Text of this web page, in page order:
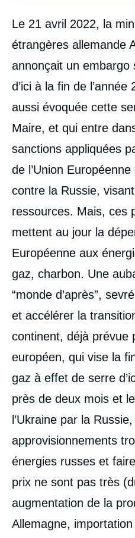
Contenu
intervention
médiatique
Le 21 avril 2022, la
étrangères allemande
annonçait un embargo
d’ici à la fin de
aussi évoquée cette
Maire, et qui entre
sanctions appliquées
de l’Union
contre la Russie,
ressources. Mais, ces
mettent au jour la
Européenne aux
gaz, charbon. Une
“monde d’après”,
et accélérer la
continent, déjà prévue
européen, qui vise la
gaz à effet de serre
près de deux mois et
l’Ukraine par la
approvisionnements
énergies russes et
prix ne sont pas très
augmentation de la
Allemagne,